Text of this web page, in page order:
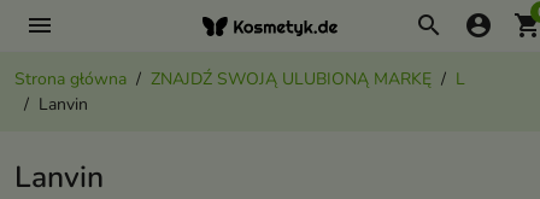
menu search account_circle
Strona główna ZNAJDŹ SWOJĄ ULUBIONĄ MARKĘ
L
Lanvin
Lanvin